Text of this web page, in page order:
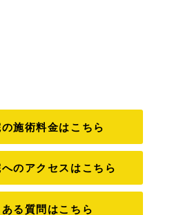
の施術料金はこちら
へのアクセスはこちら
ある質問はこちら